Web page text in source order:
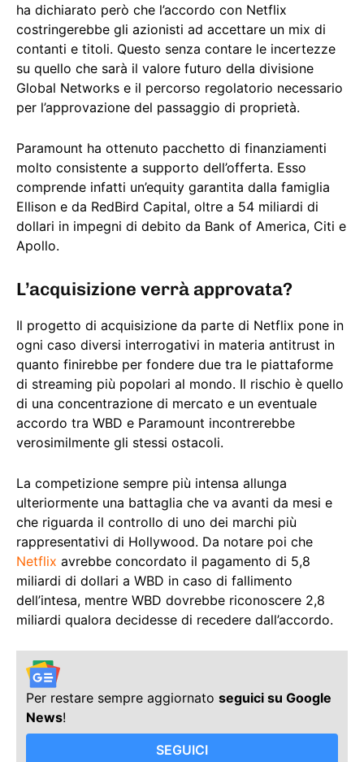
ha dichiarato però che l’accordo con Netflix
costringerebbe gli azionisti ad accettare un mix di
contanti e titoli. Questo senza contare le incertezze
su quello che sarà il valore futuro della divisione
Global Networks e il percorso regolatorio necessario
per l’approvazione del passaggio di proprietà.
Paramount ha ottenuto pacchetto di finanziamenti
molto consistente a supporto dell’offerta. Esso
comprende infatti un’equity garantita dalla famiglia
Ellison e da RedBird Capital, oltre a 54 miliardi di
dollari in impegni di debito da Bank of America, Citi e
Apollo.
L’acquisizione verrà approvata?
Il progetto di acquisizione da parte di Netflix pone in
ogni caso diversi interrogativi in materia antitrust in
quanto finirebbe per fondere due tra le piattaforme
di streaming più popolari al mondo. Il rischio è quello
di una concentrazione di mercato e un eventuale
accordo tra WBD e Paramount incontrerebbe
verosimilmente gli stessi ostacoli.
La competizione sempre più intensa allunga
ulteriormente una battaglia che va avanti da mesi e
che riguarda il controllo di uno dei marchi più
rappresentativi di Hollywood. Da notare poi che
Netflix avrebbe concordato il pagamento di 5,8
miliardi di dollari a WBD in caso di fallimento
dell’intesa, mentre WBD dovrebbe riconoscere 2,8
miliardi qualora decidesse di recedere dall’accordo.
Per restare sempre aggiornato seguici su Google
News!
SEGUICI